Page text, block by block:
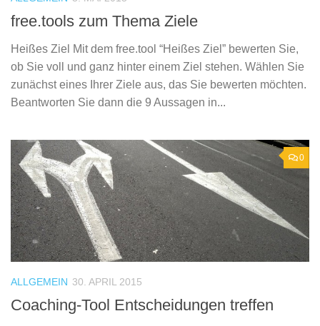
free.tools zum Thema Ziele
Heißes Ziel Mit dem free.tool “Heißes Ziel” bewerten Sie,
ob Sie voll und ganz hinter einem Ziel stehen. Wählen Sie
zunächst eines Ihrer Ziele aus, das Sie bewerten möchten.
Beantworten Sie dann die 9 Aussagen in...
0
ALLGEMEIN 30. APRIL 2015
Coaching-Tool Entscheidungen treffen